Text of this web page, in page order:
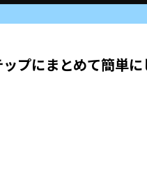
プにまとめて簡単に